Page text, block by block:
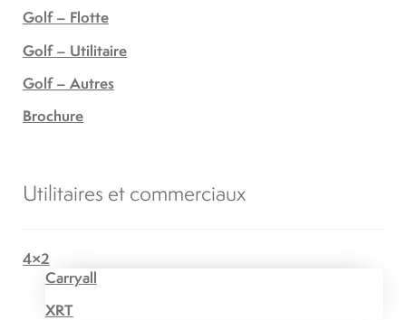
Golf – Flotte
Golf – Utilitaire
Golf – Autres
Brochure
Utilitaires et commerciaux
4×2
Carryall
XRT